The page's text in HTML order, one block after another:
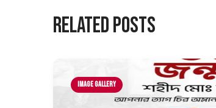
Related Posts
Image Gallery